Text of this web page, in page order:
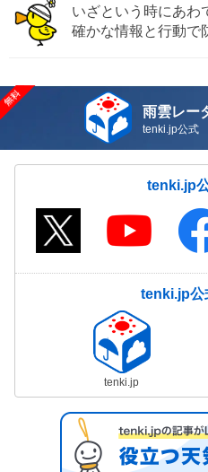
いざという時にあわ
確かな情報と行動で
雨雲レー
tenki.jp公式
tenki.jp
tenki.jp公
tenki.jp